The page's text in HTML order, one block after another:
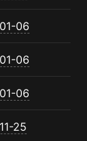
06
06
06
25